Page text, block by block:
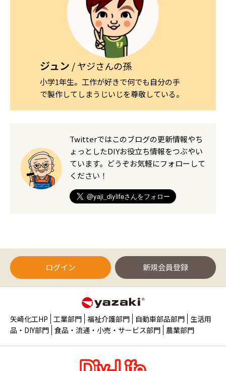
ジュン / ヤジさんの孫
小学1年生。工作が好きで何でも自分の手
で製作してしまうじいじを尊敬している。
Twitterではこのブログの更新情報やち
ょっとしたDIYお役立ち情報をつぶやい
ています。どうぞお気軽にフォローして
ください！
ログイン 新規会員登録
矢崎化工HP 工業部門 福祉介護部門 自動車部品部門 生活用
品・DIY部門 食品・流通・小売・サービス部門 農業部門